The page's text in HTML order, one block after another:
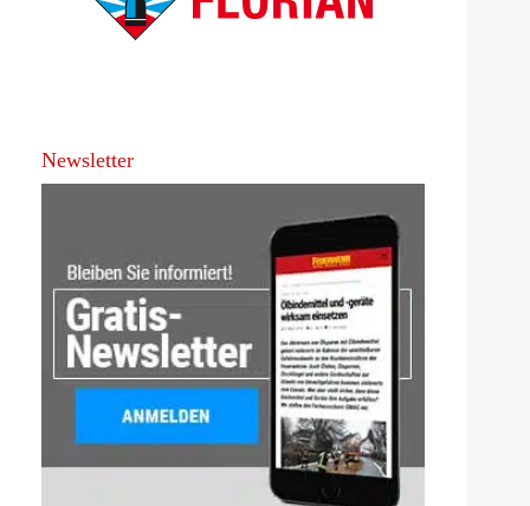
Newsletter